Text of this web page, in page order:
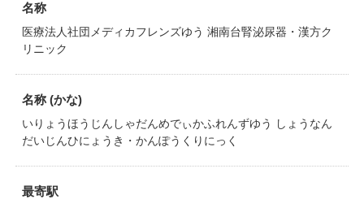
名称
医療法人社団メディカフレンズゆう 湘南台腎泌尿器・漢方ク
リニック
名称 (かな)
いりょうほうじんしゃだんめでぃかふれんずゆう しょうなん
だいじんひにょうき・かんぽうくりにっく
最寄駅